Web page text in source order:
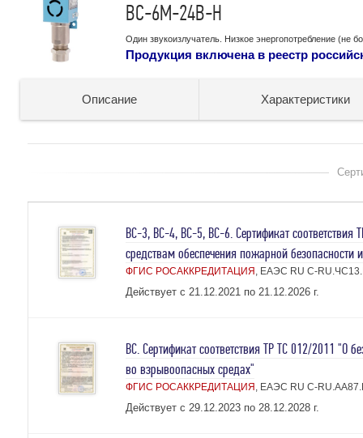
ВС-6М-24В-Н
Один звукоизлучатель. Низкое энергопотребление (не
Продукция включена в реестр
Описание Характеристики
ВС-3, ВС-4, ВС-5, ВС-6. Сертификат соответствия
средствам обеспечения пожарной безопасности
ФГИС РОСАККРЕДИТАЦИЯ , ЕАЭС RU С-
Действует с 21.12.2021 по 21.12.2026 г.
ВС. Сертификат соответствия ТР ТС 012/2011 "О
во взрывоопасных средах"
ФГИС РОСАККРЕДИТАЦИЯ , ЕАЭС RU С-
Действует с 29.12.2023 по 28.12.2028 г.